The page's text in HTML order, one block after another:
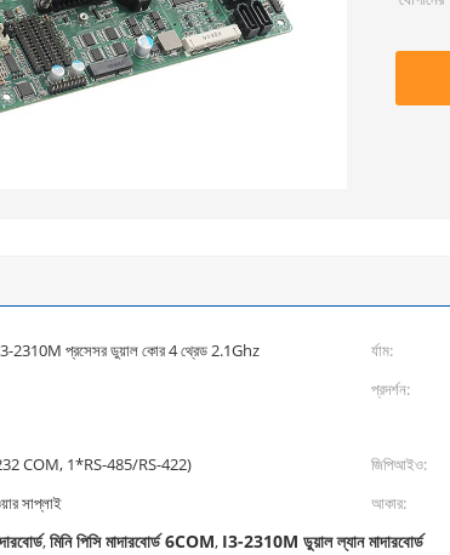
প্রসেসর ডুয়াল কোর 4 থ্রেড 2.1Ghz র্যাম:
প্রদর্শন:
COM, 1*RS-485/RS-422) জিপিআইও:
সাপ্লাই আকার:
,মিনি পিসি মাদারবোর্ড 6COM, I3-2310M ডুয়াল ল্যান মাদারবোর্ড